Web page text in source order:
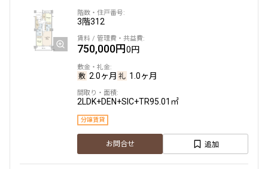
他条件
申込無し物件のみ表示
3階312
750,000円0円
2.0ヶ月 1.0ヶ月
2LDK+DEN+SIC+TR95.01㎡
分譲賃貸
お問合せ 追加